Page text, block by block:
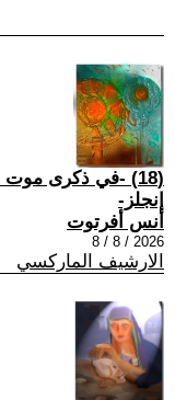
(18) -في ذكرى موت
إنجلز-
أنس أفرتوت
2026 / 8 / 8
الارشيف الماركسي